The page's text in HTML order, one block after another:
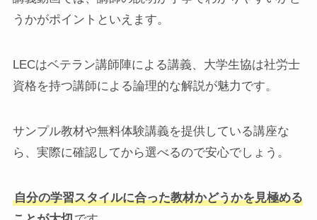
うかがポイントといえます。
LECはベテラン講師陣による講義、大学生協は社労士
資格を持つ講師による論理的な解説が魅力です。
サンプル教材や無料体験講義を提供している講座な
ら、実際に確認してから選べるので安心でしょう。
自分の学習スタイルに合った教材かどうかを見極める